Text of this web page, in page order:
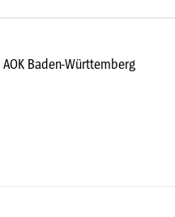
AOK Baden-Württemberg